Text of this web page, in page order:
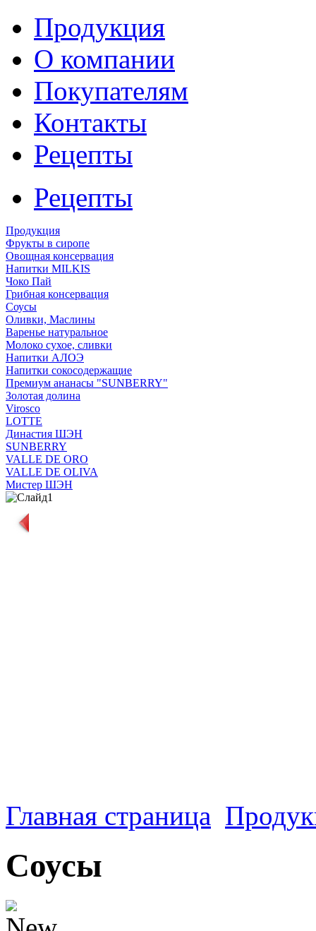
Продукция
О компании
Покупателям
Контакты
Рецепты
Рецепты
Продукция
Фрукты в сиропе
Овощная консервация
Напитки MILKIS
Чоко Пай
Грибная консервация
Соусы
Оливки, Маслины
Варенье натуральное
Молоко сухое, сливки
Напитки АЛОЭ
Напитки сокосодержащие
Премиум ананасы "SUNBERRY"
Золотая долина
Virosco
LOTTE
Династия ШЭН
SUNBERRY
VALLE DE ORO
VALLE DE OLIVA
Мистер ШЭН
Главная страница
Соусы